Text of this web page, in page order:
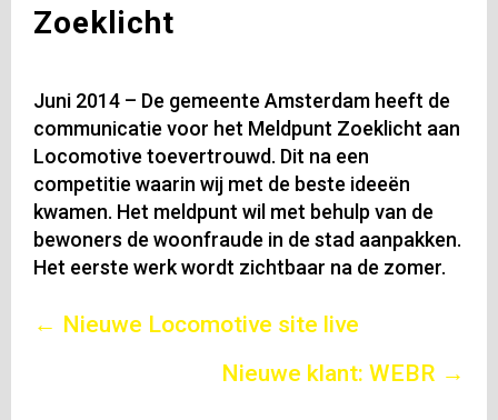
Zoeklicht
Juni 2014 – De gemeente Amsterdam heeft de
communicatie voor het Meldpunt Zoeklicht aan
Locomotive toevertrouwd. Dit na een
competitie waarin wij met de beste ideeën
kwamen. Het meldpunt wil met behulp van de
bewoners de woonfraude in de stad aanpakken.
Het eerste werk wordt zichtbaar na de zomer.
Posts
navigation
← Nieuwe Locomotive site live
Nieuwe klant: WEBR →